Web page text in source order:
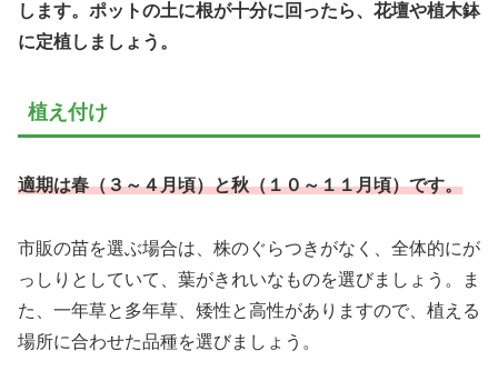
します。ポットの土に根が十分に回ったら、花壇や植木鉢
に定植しましょう。
植え付け
適期は春（３～４月頃）と秋（１０～１１月頃）です。
市販の苗を選ぶ場合は、株のぐらつきがなく、全体的にが
っしりとしていて、葉がきれいなものを選びましょう。ま
た、一年草と多年草、矮性と高性がありますので、植える
場所に合わせた品種を選びましょう。